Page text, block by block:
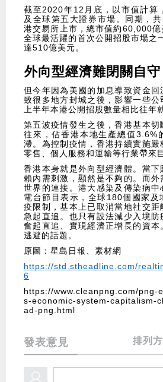
截至2020年12月底，以市值計算
及全球第五大證券市場。同期，
港交易所上市，總市值約60,000億
全球最活躍的首次公開招股市場之
達510億美元。
外向型經濟難閉關自守
但今年因為美國的加息導致資金回
致很多地方封城之後，影響一些公
上半年本港公開招股數量相比往年
第五波疫情發生之後，香港基本切
往來，佔香港本地生產總值3.6%
滯。為控制疫情，香港持續實施
零售、個人服務和運輸等行業帶來
香港本身就是外向型經濟體。當下
賴內需刺激，顯然是不夠的。而
世界的連接。港大感染及傳染病
電台節目表示，全球180個國家及
疫限制，基本上已取消當地社交
急起直追。也只有設法減少入境
奮起直追、實現經濟正增長的資
逃避的話題。
原圖：星島日報、素材網
https://std.stheadline.com/
6
https://www.cleanpng.com/png-
s-economic-system-capitalism-
ad-png.html
發表意見 排列